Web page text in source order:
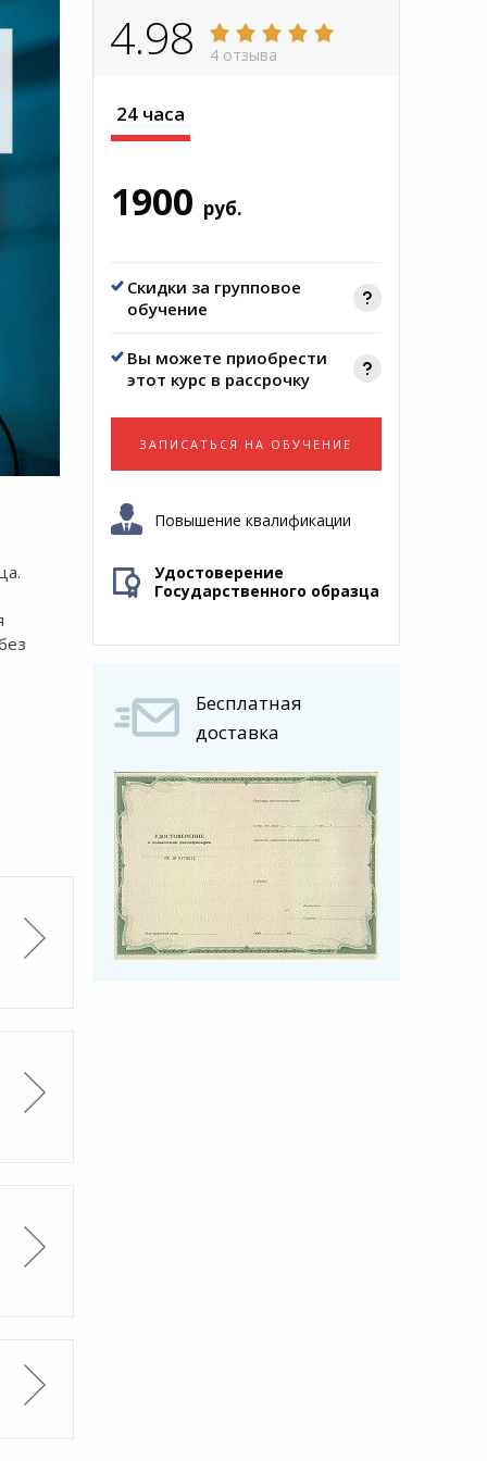
4.98 4 отзыва
24 часа
1900 руб.
Скидки за групповое
обучение
Вы можете приобрести
этот курс в рассрочку
ЗАПИСАТЬСЯ НА ОБУЧЕНИЕ
Повышение квалификации
Удостоверение
Государственного образца
Бесплатная
доставка